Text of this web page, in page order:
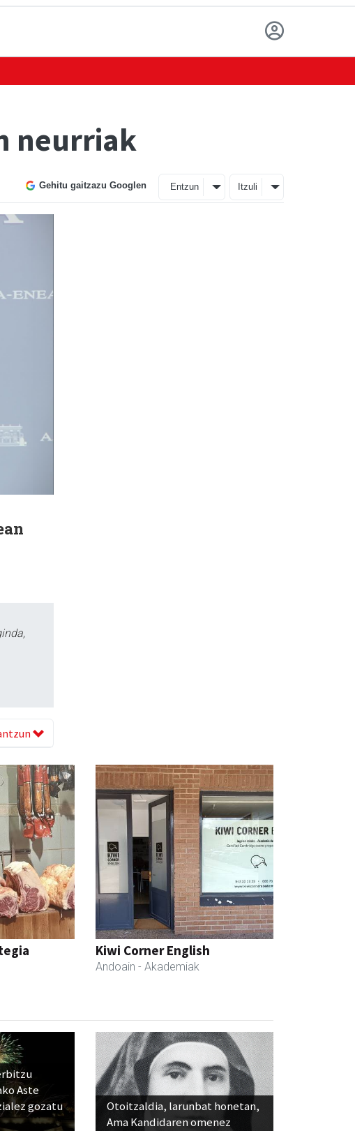
neurriak
Gehitu gaitzazu Googlen Entzun Itzuli
Kiwi Corner English
Andoain - Akademiak
Aste
gozatu
Otoitzaldia, larunbat honetan,
Ama Kandidaren omenez